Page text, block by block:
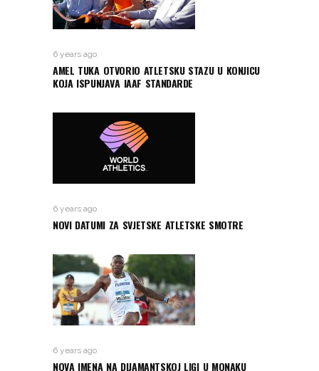
6 years ago
AMEL TUKA OTVORIO ATLETSKU STAZU U KONJICU
KOJA ISPUNJAVA IAAF STANDARDE
6 years ago
NOVI DATUMI ZA SVJETSKE ATLETSKE SMOTRE
6 years ago
NOVA IMENA NA DIJAMANTSKOJ LIGI U MONAKU